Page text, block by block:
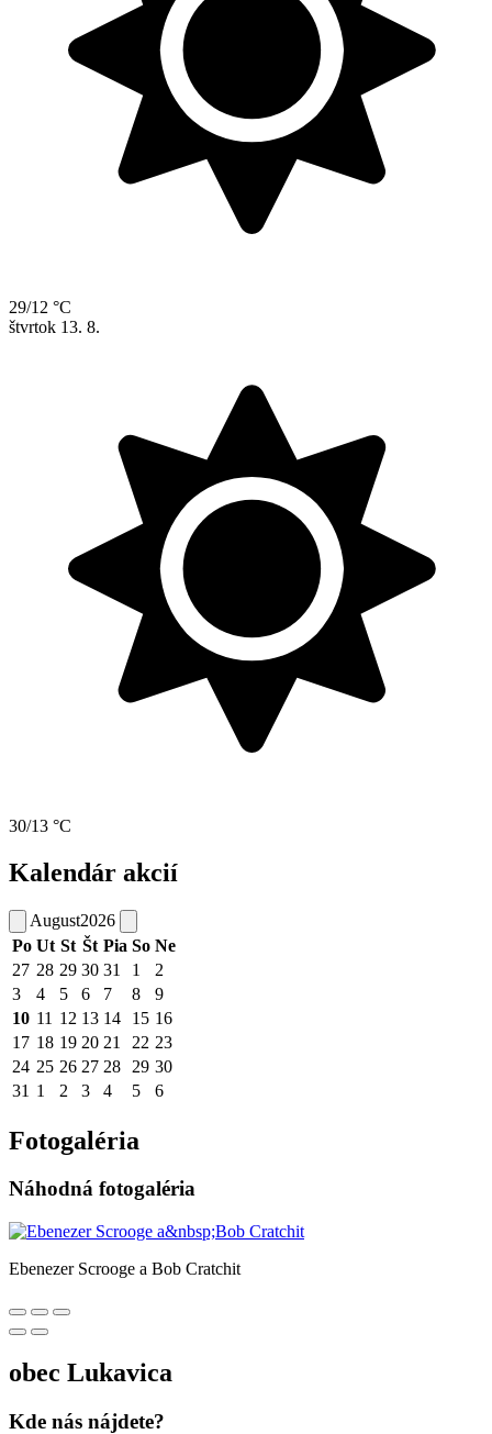
29/12 °C
štvrtok 13. 8.
30/13 °C
Kalendár akcií
August2026
Po Ut St Št Pia So Ne
27 28 29 30 31 1
2
3
4 5 6 7 8
9
10 11 12 13 14 15 16
17 18 19 20 21 22 23
24 25 26 27 28 29 30
31 1 2 3 4 5 6
Fotogaléria
Náhodná fotogaléria
Ebenezer Scrooge a Bob Cratchit
obec Lukavica
Kde nás nájdete?